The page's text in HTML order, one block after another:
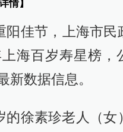
情】
阳佳节，上海市民
海百岁寿星榜，
新数据信息。
的徐素珍老人（女